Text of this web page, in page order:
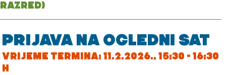
RAZRED)
PRIJAVA NA OGLEDNI SAT
VRIJEME TERMINA: 11.2.2026., 15:30 - 16:30
H